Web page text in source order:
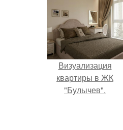
Визуализация
квартиры в ЖК
"Булычев".